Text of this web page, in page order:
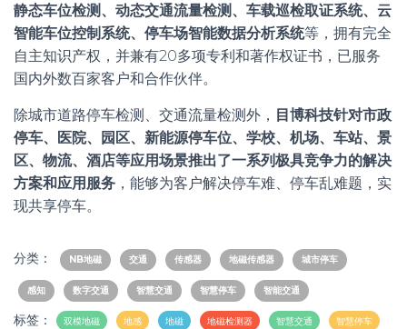
静态车位检测、动态交通流量检测、车载巡检取证系统、云
智能车位控制系统、停车场智能数据分析系统等，拥有完全
自主知识产权，并兼有20多项专利和著作权证书，已服务
国内外数百家客户和合作伙伴。
除城市道路停车检测、交通流量检测外， 目博科技针对市政
停车、医院、园区、新能源停车位、学校、机场、车站、景
区、物流、酒店等应用场景推出了一系列极具竞争力的解决
方案和应用服务 ，能够为客户解决停车难、停车乱难题，实
现共享停车。
分类： NB地磁 交通 传感器 地磁传感器 城市停车
感知 数字交通 智慧交通 智慧停车 智能交通
标签： 双模地磁 地感 地磁 地磁检测器 智慧交通 智慧停车